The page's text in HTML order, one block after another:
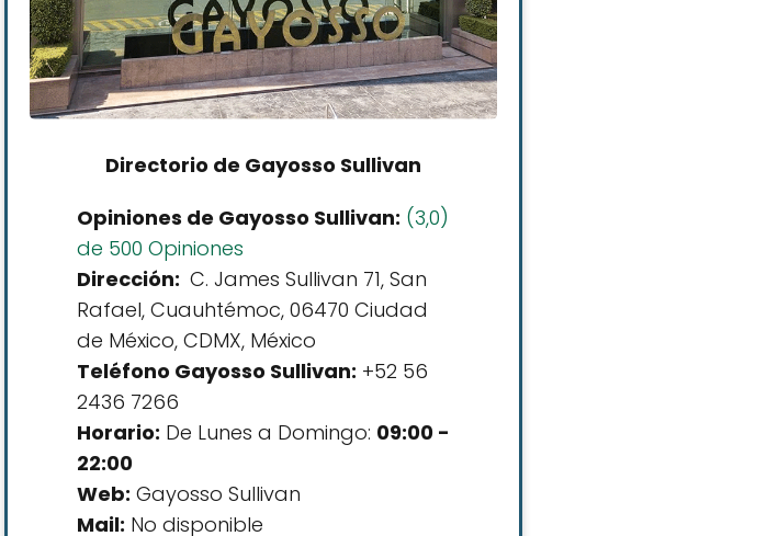
Directorio de Gayosso Sullivan
Opiniones de Gayosso Sullivan: (3,0)
de 500 Opiniones
Dirección: C. James Sullivan 71, San
Rafael, Cuauhtémoc, 06470 Ciudad
de México, CDMX, México
Teléfono Gayosso Sullivan: +52 56
2436 7266
Horario: De Lunes a Domingo: 09:00 -
22:00
Web: Gayosso Sullivan
Mail: No disponible